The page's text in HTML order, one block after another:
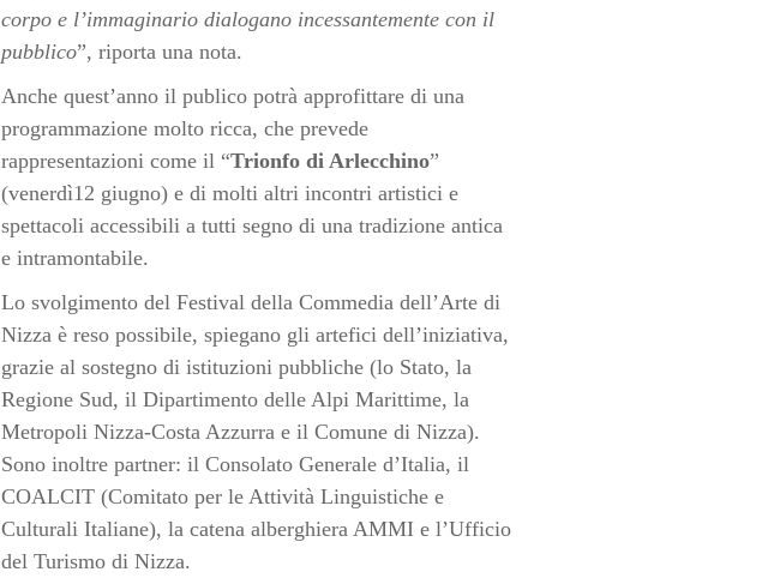
corpo e l’immaginario dialogano incessantemente con il
pubblico”, riporta una nota.
Anche quest’anno il publico potrà approfittare di una
programmazione molto ricca, che prevede
rappresentazioni come il “Trionfo di Arlecchino”
(venerdì12 giugno) e di molti altri incontri artistici e
spettacoli accessibili a tutti segno di una tradizione antica
e intramontabile.
Lo svolgimento del Festival della Commedia dell’Arte di
Nizza è reso possibile, spiegano gli artefici dell’iniziativa,
grazie al sostegno di istituzioni pubbliche (lo Stato, la
Regione Sud, il Dipartimento delle Alpi Marittime, la
Metropoli Nizza-Costa Azzurra e il Comune di Nizza).
Sono inoltre partner: il Consolato Generale d’Italia, il
COALCIT (Comitato per le Attività Linguistiche e
Culturali Italiane), la catena alberghiera AMMI e l’Ufficio
del Turismo di Nizza.